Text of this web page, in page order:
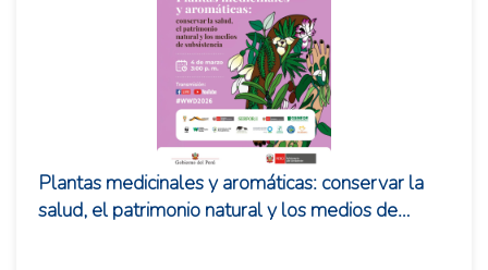
Plantas medicinales y aromáticas: conservar la
salud, el patrimonio natural y los medios de